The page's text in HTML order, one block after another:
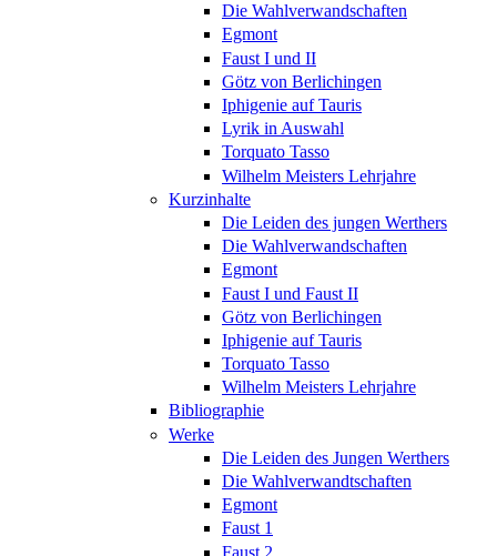
Die Wahlverwandschaften
Egmont
Faust I und II
Götz von Berlichingen
Iphigenie auf Tauris
Lyrik in Auswahl
Torquato Tasso
Wilhelm Meisters Lehrjahre
Kurzinhalte
Die Leiden des jungen Werthers
Die Wahlverwandschaften
Egmont
Faust I und Faust II
Götz von Berlichingen
Iphigenie auf Tauris
Torquato Tasso
Wilhelm Meisters Lehrjahre
Bibliographie
Werke
Die Leiden des Jungen Werthers
Die Wahlverwandtschaften
Egmont
Faust 1
Faust 2